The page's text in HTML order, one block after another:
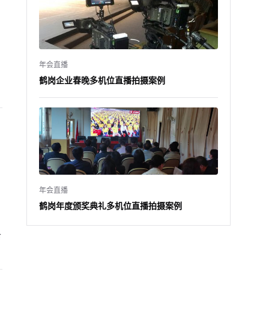
年会直播
鹤岗企业春晚多机位直播拍摄案例
年会直播
鹤岗年度颁奖典礼多机位直播拍摄案例